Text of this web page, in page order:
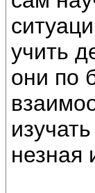
учить
они по